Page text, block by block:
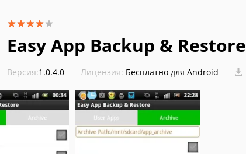
Easy App Backup & Restore
Версия:1.0.4.0 Лицензия: Бесплатно для Android